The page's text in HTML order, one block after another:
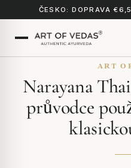
ČESKO: DOPRAVA
ART
Narayana
průvodce